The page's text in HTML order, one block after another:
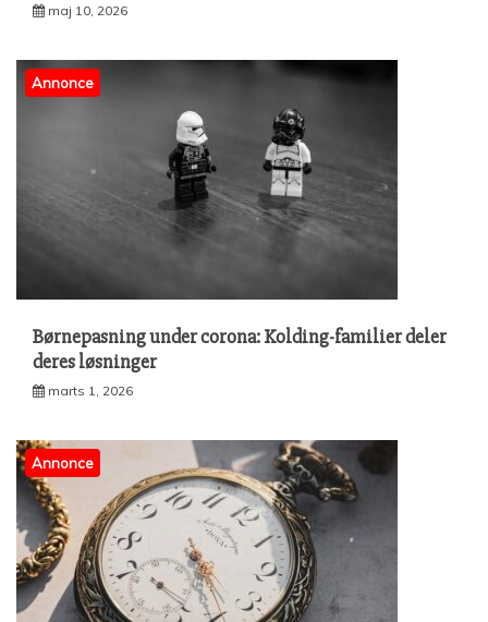
maj 10, 2026
Annonce
Børnepasning under corona: Kolding-familier deler
deres løsninger
marts 1, 2026
Annonce